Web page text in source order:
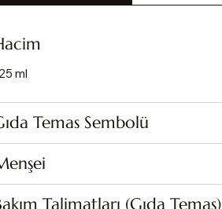
ml
Temas Sembolü
Talimatları (Gıda Temas)